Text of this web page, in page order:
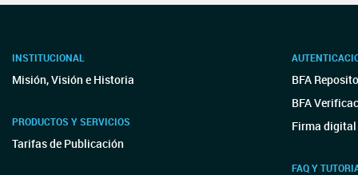
INSTITUCIONAL
Misión, Visión e Historia
PRODUCTOS Y SERVICIOS
Tarifas de Publicación
BFA
BFA
Firma digital
FAQ Y